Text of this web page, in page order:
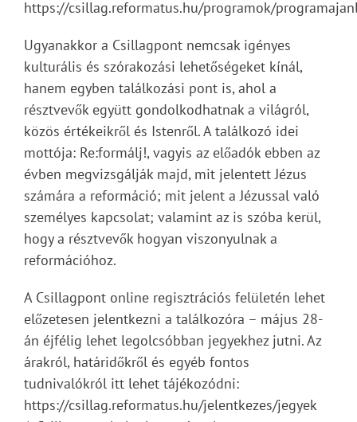
https://csillag.reformatus.hu/programok/
Ugyanakkor a Csillagpont nemcsak igényes
kulturális és szórakozási lehetőségeket kínál,
hanem egyben találkozási pont is, ahol a
résztvevők együtt gondolkodhatnak a világról,
közös értékeikről és Istenről. A találkozó idei
mottója: Re:formálj!, vagyis az előadók ebben az
évben megvizsgálják majd, mit jelentett Jézus
számára a reformáció; mit jelent a Jézussal való
személyes kapcsolat; valamint az is szóba kerül,
hogy a résztvevők hogyan viszonyulnak a
reformációhoz.
A Csillagpont online regisztrációs felületén lehet
előzetesen jelentkezni a találkozóra – május 28-
án éjfélig lehet legolcsóbban jegyekhez jutni. Az
árakról, határidőkről és egyéb fontos
tudnivalókról itt lehet tájékozódni:
https://csillag.reformatus.hu/jelentkezes/jegyek